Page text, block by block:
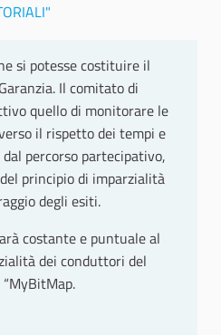
si potesse costituire il
Il comitato di
quello di monitorare le
il rispetto dei tempi e
percorso partecipativo,
principio di imparzialità
degli esiti.
costante e puntuale al
dei conduttori del